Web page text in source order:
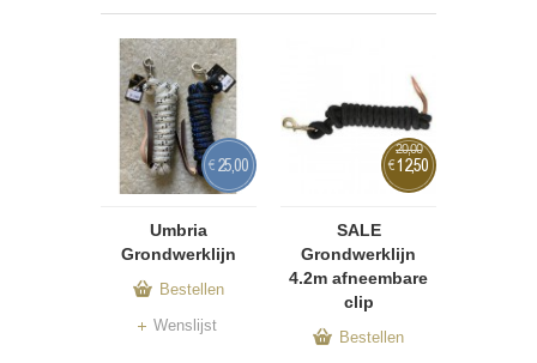
Umbria
Grondwerklijn
€25,00
Bestellen
Wenslijst
SALE
Grondwerklijn
4.2m afneembare
clip
20,00
€12,50
Bestellen